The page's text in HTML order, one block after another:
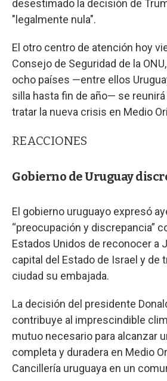
desestimado la decisión de
"legalmente nula".
El otro centro de atención hoy
Consejo de Seguridad de la
ocho países —entre ellos
silla hasta fin de año— se
tratar la nueva crisis en Medio
REACCIONES
Gobierno de Uruguay
El gobierno uruguayo expresó
“preocupación y discrepancia”
Estados Unidos de reconocer a
capital del Estado de Israel y de
ciudad su embajada.
La decisión del presidente
contribuye al imprescindible
mutuo necesario para alcanzar
completa y duradera en Medio
Cancillería uruguaya en un